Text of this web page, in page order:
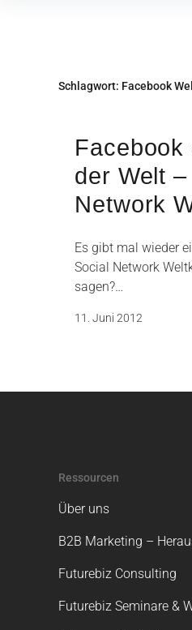
Schlagwort: Facebook
Facebook
der Welt
Network
Es gibt mal wieder
Social Network
sagen?…
11. Juni 2012
Ressourcen
Über uns
B2B Marketing –
Futurebiz Consulting
Futurebiz Seminare &